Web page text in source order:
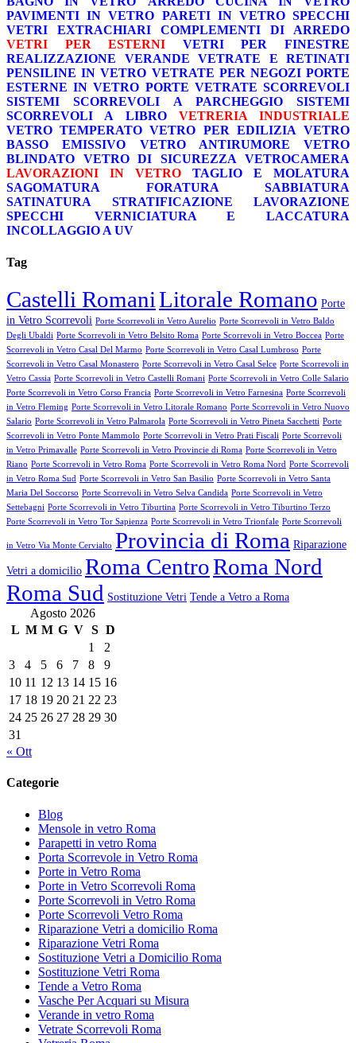
PAVIMENTI IN VETRO PARETI IN VETRO SPECCHI
VETRI EXTRACHIARI
COMPLEMENTI DI ARREDO
VETRI PER ESTERNI
VETRI PER FINESTRE
REALIZZAZIONE VERANDE
VETRATE E RETINATI
PENSILINE IN VETRO VETRATE PER NEGOZI PORTE
ESTERNE IN VETRO PORTE VETRATE SCORREVOLI
SISTEMI SCORREVOLI A PARCHEGGIO
SISTEMI
SCORREVOLI A LIBRO
VETRERIA INDUSTRIALE
VETRO TEMPERATO VETRO PER EDILIZIA VETRO
BASSO EMISSIVO
VETRO ANTIRUMORE
VETRO
BLINDATO
VETRO DI SICUREZZA
VETROCAMERA
LAVORAZIONI IN VETRO
TAGLIO E MOLATURA
SAGOMATURA
FORATURA
SABBIATURA
SATINATURA
STRATIFICAZIONE
LAVORAZIONE
SPECCHI
VERNICIATURA E LACCATURA
INCOLLAGGIO A UV
Tag
Castelli RomaniLitorale Romano Porte
in Vetro Scorrevoli Porte Scorrevoli in Vetro Aurelio Porte Scorrevoli in Vetro Baldo
Degli Ubaldi Porte Scorrevoli in Vetro Belsito Roma Porte Scorrevoli in Vetro Boccea Porte
Scorrevoli in Vetro Casal Del Marmo Porte Scorrevoli in Vetro Casal Lumbroso Porte
Scorrevoli in Vetro Casal Monastero Porte Scorrevoli in Vetro Casal Selce Porte Scorrevoli in
Vetro Cassia Porte Scorrevoli in Vetro Castelli Romani Porte Scorrevoli in Vetro Colle Salario
Porte Scorrevoli in Vetro Corso Francia Porte Scorrevoli in Vetro Farnesina Porte Scorrevoli
in Vetro Fleming Porte Scorrevoli in Vetro Litorale Romano Porte Scorrevoli in Vetro Nuovo
Salario Porte Scorrevoli in Vetro Palmarola Porte Scorrevoli in Vetro Pineta Sacchetti Porte
Scorrevoli in Vetro Ponte Mammolo Porte Scorrevoli in Vetro Prati Fiscali Porte Scorrevoli
in Vetro Primavalle Porte Scorrevoli in Vetro Provincie di Roma Porte Scorrevoli in Vetro
Riano Porte Scorrevoli in Vetro Roma Porte Scorrevoli in Vetro Roma Nord Porte Scorrevoli
in Vetro Roma Sud Porte Scorrevoli in Vetro San Basilio Porte Scorrevoli in Vetro Santa
Maria Del Soccorso Porte Scorrevoli in Vetro Selva Candida Porte Scorrevoli in Vetro
Settebagni Porte Scorrevoli in Vetro Tiburtina Porte Scorrevoli in Vetro Tiburtino Terzo
Porte Scorrevoli in Vetro Tor Sapienza Porte Scorrevoli in Vetro Trionfale Porte Scorrevoli
in Vetro Via Monte Cervialto Provincia di Roma Riparazione
Vetri a domicilio Roma CentroRoma Nord
Roma Sud Sostituzione Vetri Tende a Vetro a Roma
Agosto 2026
L M M G V S D
1
2
3
4 5 6 7 8
9
10 11 12 13 14 15 16
17 18 19 20 21 22 23
24 25 26 27 28 29 30
31
« Ott
Categorie
Blog
Mensole in vetro Roma
Parapetti in vetro Roma
Porta Scorrevole in Vetro Roma
Porte in Vetro Roma
Porte in Vetro Scorrevoli Roma
Porte Scorrevoli in Vetro Roma
Porte Scorrevoli Vetro Roma
Riparazione Vetri a domicilio Roma
Riparazione Vetri Roma
Sostituzione Vetri a Domicilio Roma
Sostituzione Vetri Roma
Tende a Vetro Roma
Vasche Per Acquari su Misura
Verande in vetro Roma
Vetrate Scorrevoli Roma